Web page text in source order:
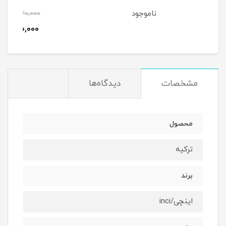
4٪
تومان
مشخصات دیدگاه‌ها
محصول
ترکیه
برند
اینچی/inci